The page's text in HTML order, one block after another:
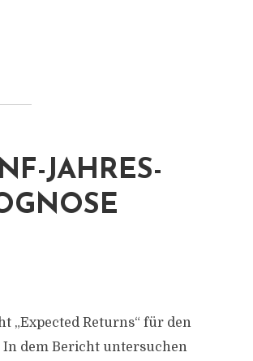
JAHRES-
„Expected Returns“ für den
dem Bericht untersuchen